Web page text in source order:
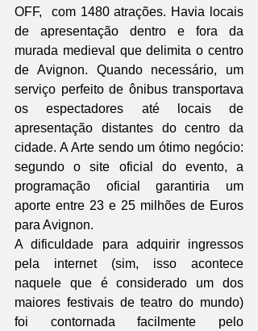
OFF,  com 1480 atrações. Havia locais
de apresentação dentro e fora da
murada medieval que delimita o centro
de Avignon. Quando necessário, um
serviço perfeito de ônibus transportava
os espectadores até locais de
apresentação distantes do centro da
cidade. A Arte sendo um ótimo negócio:
segundo o site oficial do evento, a
programação oficial garantiria um
aporte entre 23 e 25 milhões de Euros
para Avignon.
A dificuldade para adquirir ingressos
pela internet (sim, isso acontece
naquele que é considerado um dos
maiores festivais de teatro do mundo)
foi contornada facilmente pelo